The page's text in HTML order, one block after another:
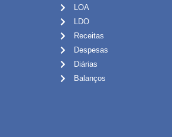
LOA
LDO
Receitas
Despesas
Diárias
Balanços